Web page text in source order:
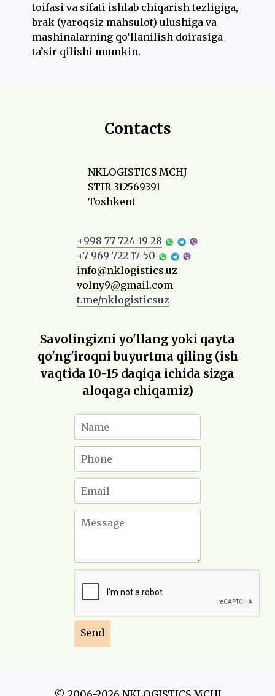
toifasi va sifati ishlab chiqarish tezligiga,
brak (yaroqsiz mahsulot) ulushiga va
mashinalarning qo‘llanilish doirasiga
ta’sir qilishi mumkin.
Contacts
NKLOGISTICS MCHJ
STIR 312569391
Toshkent
+998 77 724-19-28
+7 969 722-17-50
info@nklogistics.uz
volny9@gmail.com
t.me/nklogisticsuz
Savolingizni yo'llang yoki qayta
qo'ng'iroqni buyurtma qiling (ish
vaqtida 10-15 daqiqa ichida sizga
aloqaga chiqamiz)